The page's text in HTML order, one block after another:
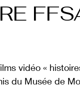
vidéo «
du Musée de